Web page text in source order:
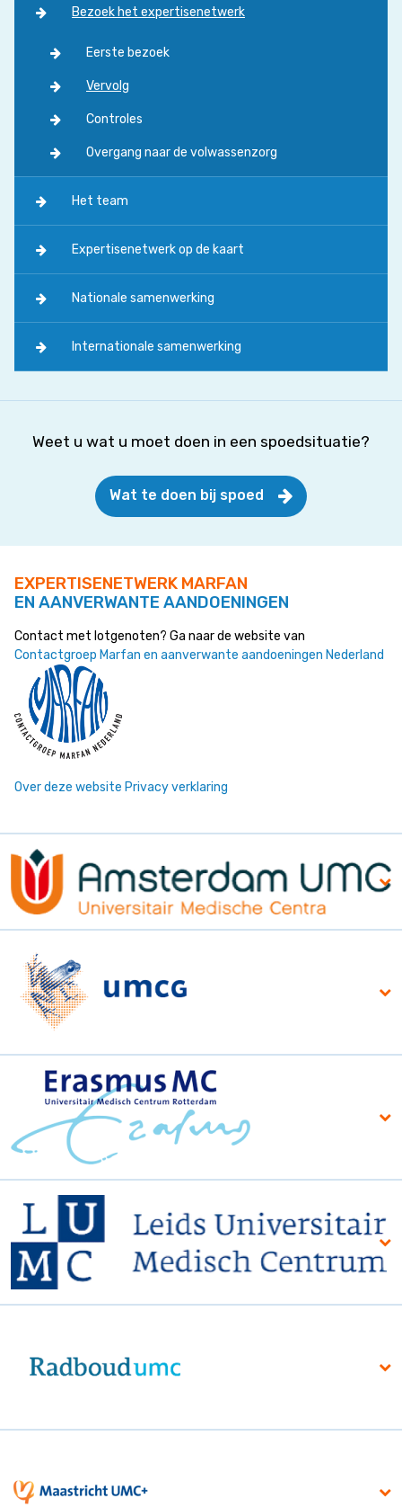
Bezoek het expertisenetwerk
Eerste bezoek
Vervolg
Controles
Overgang naar de volwassenzorg
Het team
Expertisenetwerk op de kaart
Nationale samenwerking
Internationale samenwerking
Weet u wat u moet doen in een spoedsituatie?
Wat te doen bij spoed
EXPERTISENETWERK MARFAN
EN AANVERWANTE AANDOENINGEN
Contact met lotgenoten? Ga naar de website van
Contactgroep Marfan en aanverwante aandoeningen Nederland
Over deze website Privacy verklaring